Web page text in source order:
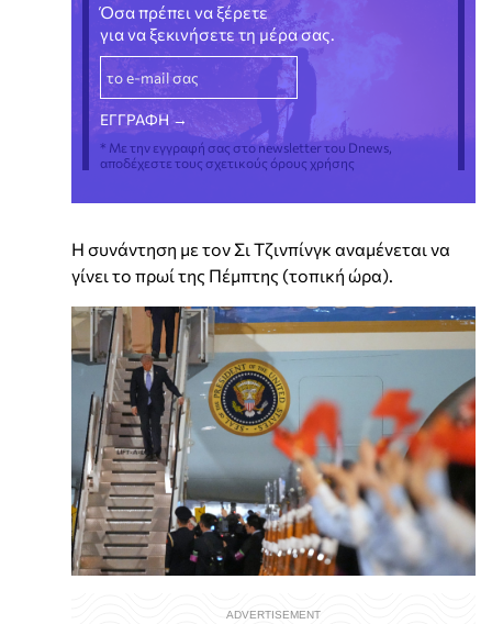
Όσα πρέπει να ξέρετε
για να ξεκινήσετε τη μέρα σας.
* Με την εγγραφή σας στο newsletter του Dnews,
αποδέχεστε τους σχετικούς όρους χρήσης
Η συνάντηση με τον Σι Τζινπίνγκ αναμένεται να
γίνει το πρωί της Πέμπτης (τοπική ώρα).